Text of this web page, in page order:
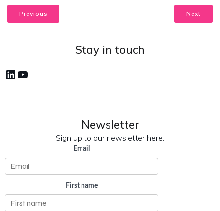
Previous Next
Stay in touch
LinkedIn
YouTube
Newsletter
Sign up to our newsletter here.
Email
First name